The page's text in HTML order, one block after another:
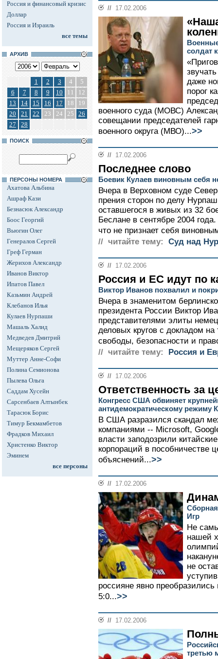
Россия и финансовый кризис
Доллар
Россия и Израиль
все темы
АРХИВ
1 2 3 4
5
6
7 8 9 10 11
12
13
14 15 16 17 18
19
20
21 22 23 24 25
26
27
28
ПОИСК
ПЕРСОНЫ НОМЕРА
Ахатова Альбина
Ашраф Кази
Безнасюк Александр
Боос Георгий
Вьюгин Олег
Генералов Сергей
Греф Герман
Жерихов Александр
Иванов Виктор
Ипатов Павел
Казьмин Андрей
Клебанов Илья
Кулаев Нурпаши
Машаль Халид
Медведев Дмитрий
Мещеряков Сергей
Муттер Анне-Софи
Полина Семионова
Пылева Ольга
Саддам Хусейн
Сарсенбаев Алтынбек
Тарасюк Борис
Тимур Бекмамбетов
Фрадков Михаил
Христенко Виктор
Эминем
все персоны
// 17.02.2006
солдат
даже
порог
военного суда (МОВС)
совещании председателей
военного округа (МВО)...>>
// 17.02.2006
Последнее слово
Боевик Кулаев виновным себя
Вчера в Верховном суде
прения сторон по делу
оставшегося в живых из 32
Беслане в сентябре 2004
что не признает себя
// читайте тему:
Суд над
// 17.02.2006
Россия и ЕС идут по
Виктор Иванов похвалил и
Вчера в знаменитом
президента России Виктор
представителями элиты
деловых кругов с докладом
свободы, безопасности и
// читайте тему:
Россия и
// 17.02.2006
Ответственность за
Конгресс США обвиняет
антидемократическому режиму
В США разразился скандал
компаниями -- Microsoft,
власти заподозрили
корпораций в пособничестве
объяснений...>>
// 17.02.2006
Игр
Не
нашей
не
россияне явно
5:0...>>
// 17.02.2006
третью